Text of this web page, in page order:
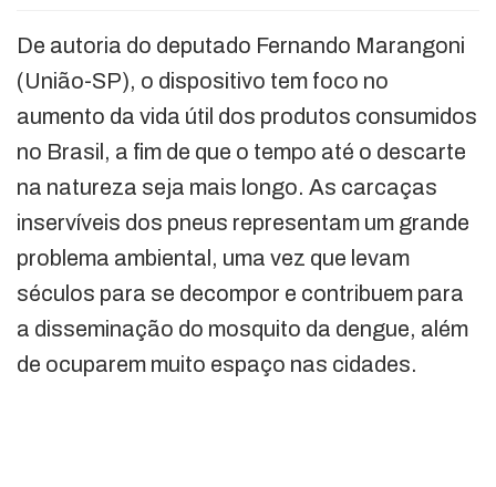
De autoria do deputado Fernando Marangoni
(União-SP), o dispositivo tem foco no
aumento da vida útil dos produtos consumidos
no Brasil, a fim de que o tempo até o descarte
na natureza seja mais longo. As carcaças
inservíveis dos pneus representam um grande
problema ambiental, uma vez que levam
séculos para se decompor e contribuem para
a disseminação do mosquito da dengue, além
de ocuparem muito espaço nas cidades.